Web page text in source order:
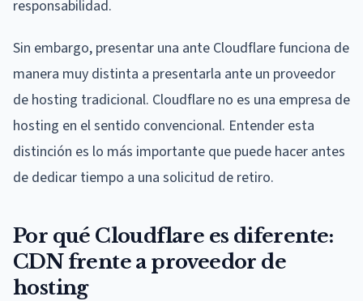
responsabilidad.
Sin embargo, presentar una ante Cloudflare funciona de
manera muy distinta a presentarla ante un proveedor
de hosting tradicional. Cloudflare no es una empresa de
hosting en el sentido convencional. Entender esta
distinción es lo más importante que puede hacer antes
de dedicar tiempo a una solicitud de retiro.
Por qué Cloudflare es diferente:
CDN frente a proveedor de
hosting